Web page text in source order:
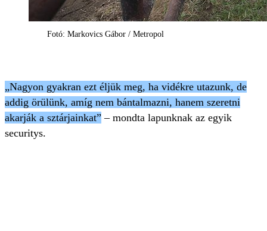
Fotó: Markovics Gábor / Metropol
„Nagyon gyakran ezt éljük meg, ha vidékre utazunk, de
addig örülünk, amíg nem bántalmazni, hanem szeretni
akarják a sztárjainkat” – mondta lapunknak az egyik
securitys.